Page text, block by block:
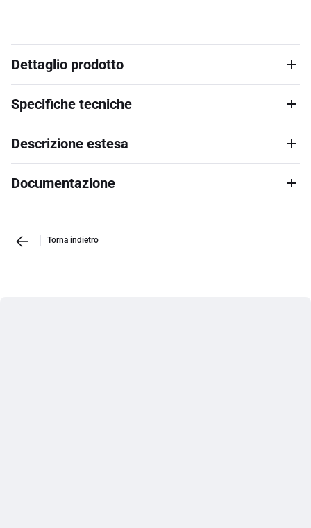
Dettaglio prodotto
Specifiche tecniche
Descrizione estesa
Documentazione
Torna indietro